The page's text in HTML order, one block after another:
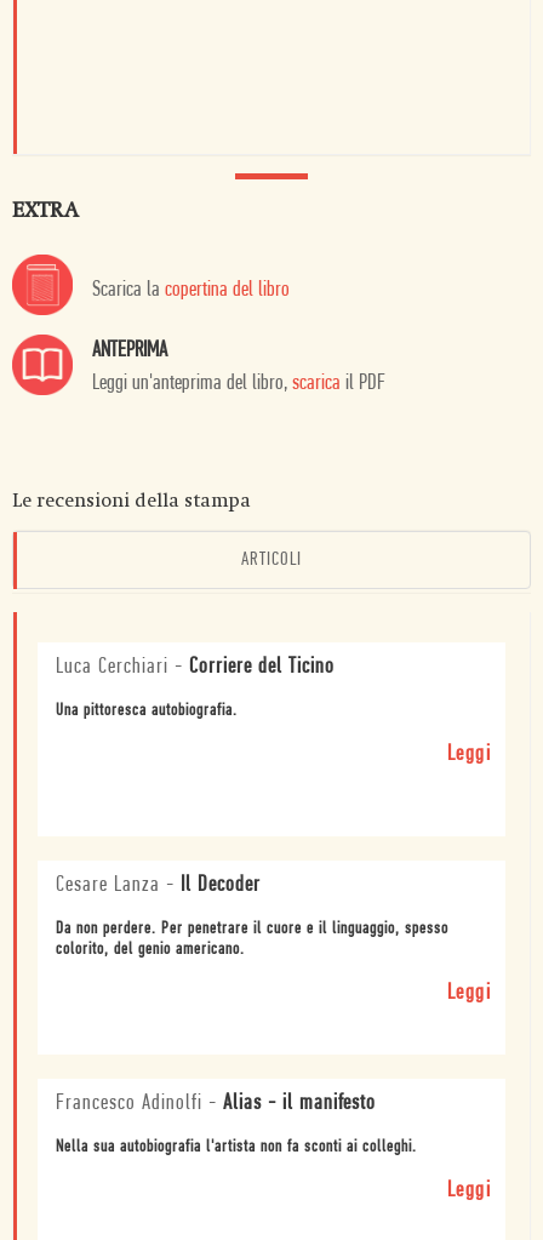
EXTRA
Scarica la copertina del libro
ANTEPRIMA
Leggi un'anteprima del libro, scarica il PDF
Le recensioni della stampa
ARTICOLI
Luca Cerchiari - Corriere del Ticino
Una pittoresca autobiografia.
Leggi
Cesare Lanza - Il Decoder
Da non perdere. Per penetrare il cuore e il linguaggio, spesso
colorito, del genio americano.
Leggi
Francesco Adinolfi - Alias - il manifesto
Nella sua autobiografia l'artista non fa sconti ai colleghi.
Leggi